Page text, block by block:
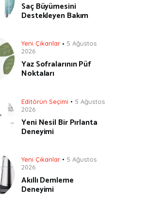
Saç Büyümesini
Destekleyen Bakım
Yeni Çıkanlar
5 Ağustos
2026
Yaz Sofralarının Püf
Noktaları
Editörün Seçimi
5 Ağustos
2026
Yeni Nesil Bir Pırlanta
Deneyimi
Yeni Çıkanlar
5 Ağustos
2026
Akıllı Demleme
Deneyimi